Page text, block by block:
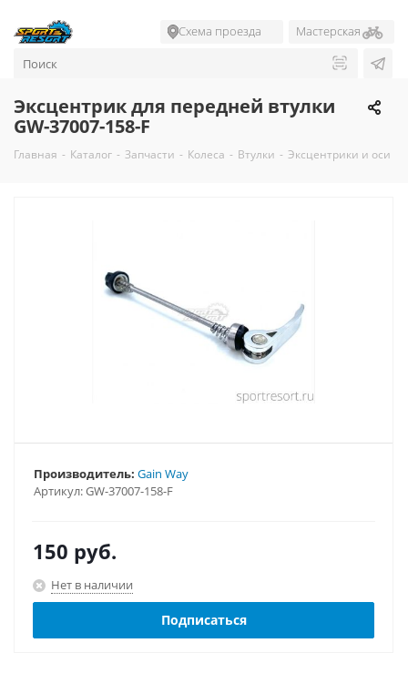
Схема проезда Мастерская
Эксцентрик для передней втулки
GW-37007-158-F
Главная - Каталог - Запчасти - Колеса - Втулки - Эксцентрики и оси
Артикул:GW-37007-158-F
Производитель: Gain Way
150 руб.
Нет в наличии
Подписаться